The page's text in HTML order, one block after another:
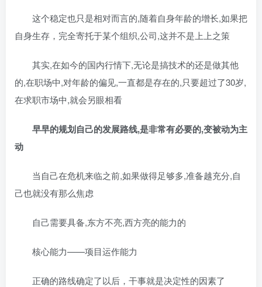
这个稳定也只是相对而言的,随着自身年龄的增长,如果把
自身生存，完全寄托于某个组织,公司,这并不是上上之策
其实,在如今的国内行情下,无论是搞技术的还是做其他
的,在职场中,对年龄的偏见,一直都是存在的,只要超过了30岁,
在求职市场中,就会另眼相看
早早的规划自己的发展路线,是非常有必要的,变被动为主
动
当自己在危机来临之前,如果做得足够多,准备越充分,自
己也就没有那么焦虑
自己需要具备,东方不亮,西方亮的能力的
核心能力——项目运作能力
正确的路线确定了以后，干事就是决定性的因素了